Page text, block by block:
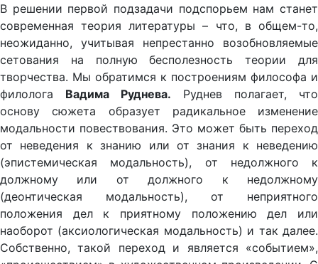
В решении первой подзадачи подспорьем нам станет
современная теория литературы – что, в общем-то,
неожиданно, учитывая непрестанно возобновляемые
сетования на полную бесполезность теории для
творчества. Мы обратимся к построениям философа и
филолога Вадима Руднева. Руднев полагает, что
основу сюжета образует радикальное изменение
модальности повествования. Это может быть переход
от неведения к знанию или от знания к неведению
(эпистемическая модальность), от недолжного к
должному или от должного к недолжному
(деонтическая модальность), от неприятного
положения дел к приятному положению дел или
наоборот (аксиологическая модальность) и так далее.
Собственно, такой переход и является «событием»,